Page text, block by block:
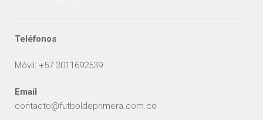
Teléfonos
Móvil: +57 3011692539
Email
contacto@futboldeprimera.com.co